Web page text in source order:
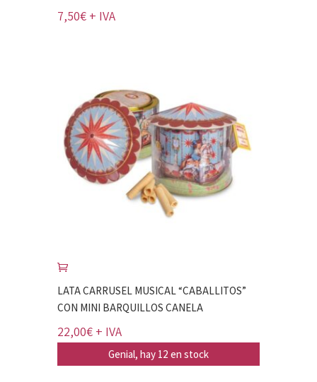
7,50€ + IVA
LATA CARRUSEL MUSICAL “CABALLITOS”
CON MINI BARQUILLOS CANELA
22,00€ + IVA
Genial, hay 12 en stock